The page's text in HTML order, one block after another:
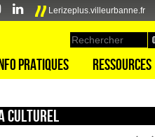
Lerizeplus.villeurbanne.fr
pratiques Ressources
culturel